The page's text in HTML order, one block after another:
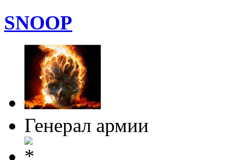
SNOOP
Генерал армии